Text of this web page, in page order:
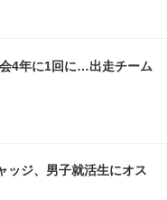
4年に1回に…出走チーム
ッジ、男子就活生にオス